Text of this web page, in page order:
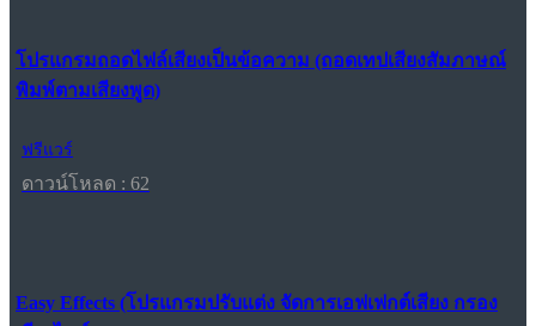
โปรแกรมถอดไฟล์เสียงเป็นข้อความ (ถอดเทปเสียงสัมภาษณ์
พิมพ์ตามเสียงพูด)
ฟรีแวร์
ดาวน์โหลด : 62
Easy Effects (โปรแกรมปรับแต่ง จัดการเอฟเฟกต์เสียง กรอง